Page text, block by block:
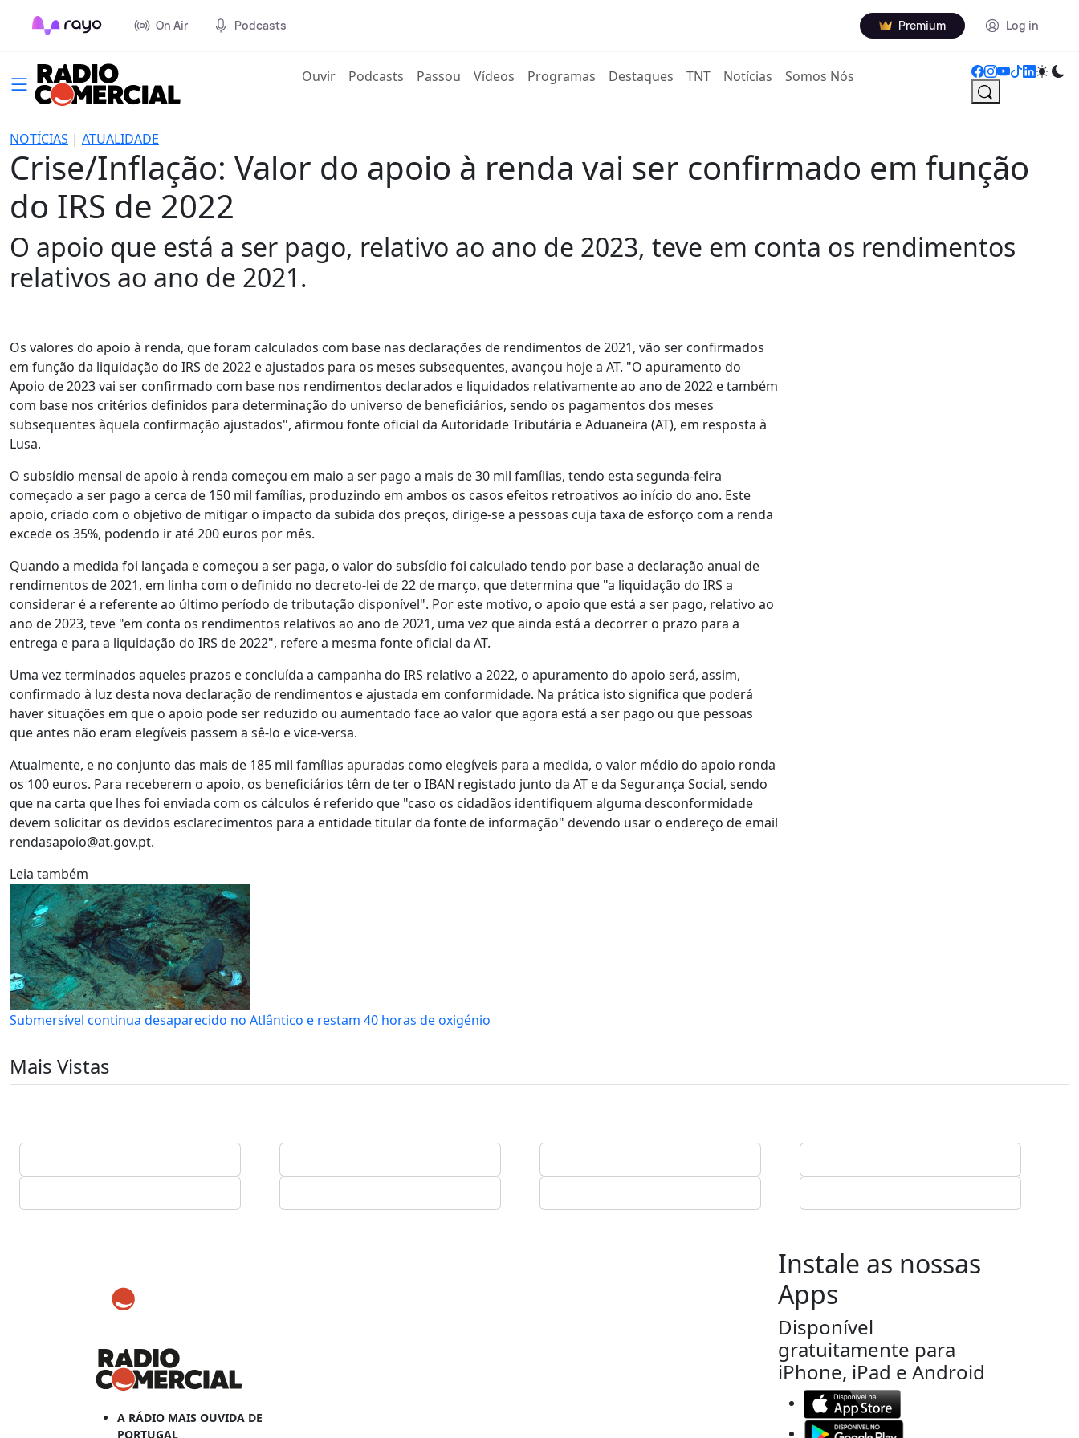
On Air Podcasts Premium Log in
Ouvir(current)
Podcasts Passou Vídeos Programas Destaques TNT Notícias Somos Nós
NOTÍCIAS | ATUALIDADE
Crise/Inflação: Valor do apoio à renda vai ser confirmado em função
do IRS de 2022
O apoio que está a ser pago, relativo ao ano de 2023, teve em conta os rendimentos
relativos ao ano de 2021.
Os valores do apoio à renda, que foram calculados com base nas declarações de rendimentos de 2021, vão ser confirmados
em função da liquidação do IRS de 2022 e ajustados para os meses subsequentes, avançou hoje a AT. "O apuramento do
Apoio de 2023 vai ser confirmado com base nos rendimentos declarados e liquidados relativamente ao ano de 2022 e também
com base nos critérios definidos para determinação do universo de beneficiários, sendo os pagamentos dos meses
subsequentes àquela confirmação ajustados", afirmou fonte oficial da Autoridade Tributária e Aduaneira (AT), em resposta à
Lusa.
O subsídio mensal de apoio à renda começou em maio a ser pago a mais de 30 mil famílias, tendo esta segunda-feira
começado a ser pago a cerca de 150 mil famílias, produzindo em ambos os casos efeitos retroativos ao início do ano. Este
apoio, criado com o objetivo de mitigar o impacto da subida dos preços, dirige-se a pessoas cuja taxa de esforço com a renda
excede os 35%, podendo ir até 200 euros por mês.
Quando a medida foi lançada e começou a ser paga, o valor do subsídio foi calculado tendo por base a declaração anual de
rendimentos de 2021, em linha com o definido no decreto-lei de 22 de março, que determina que "a liquidação do IRS a
considerar é a referente ao último período de tributação disponível". Por este motivo, o apoio que está a ser pago, relativo ao
ano de 2023, teve "em conta os rendimentos relativos ao ano de 2021, uma vez que ainda está a decorrer o prazo para a
entrega e para a liquidação do IRS de 2022", refere a mesma fonte oficial da AT.
Uma vez terminados aqueles prazos e concluída a campanha do IRS relativo a 2022, o apuramento do apoio será, assim,
confirmado à luz desta nova declaração de rendimentos e ajustada em conformidade. Na prática isto significa que poderá
haver situações em que o apoio pode ser reduzido ou aumentado face ao valor que agora está a ser pago ou que pessoas
que antes não eram elegíveis passem a sê-lo e vice-versa.
Atualmente, e no conjunto das mais de 185 mil famílias apuradas como elegíveis para a medida, o valor médio do apoio ronda
os 100 euros. Para receberem o apoio, os beneficiários têm de ter o IBAN registado junto da AT e da Segurança Social, sendo
que na carta que lhes foi enviada com os cálculos é referido que "caso os cidadãos identifiquem alguma desconformidade
devem solicitar os devidos esclarecimentos para a entidade titular da fonte de informação" devendo usar o endereço de email
rendasapoio@at.gov.pt.
Leia também
Submersível continua desaparecido no Atlântico e restam 40 horas de oxigénio
Mais Vistas
A RÁDIO MAIS OUVIDA DE
PORTUGAL
Instale as nossas
Apps
Disponível
gratuitamente para
iPhone, iPad e Android